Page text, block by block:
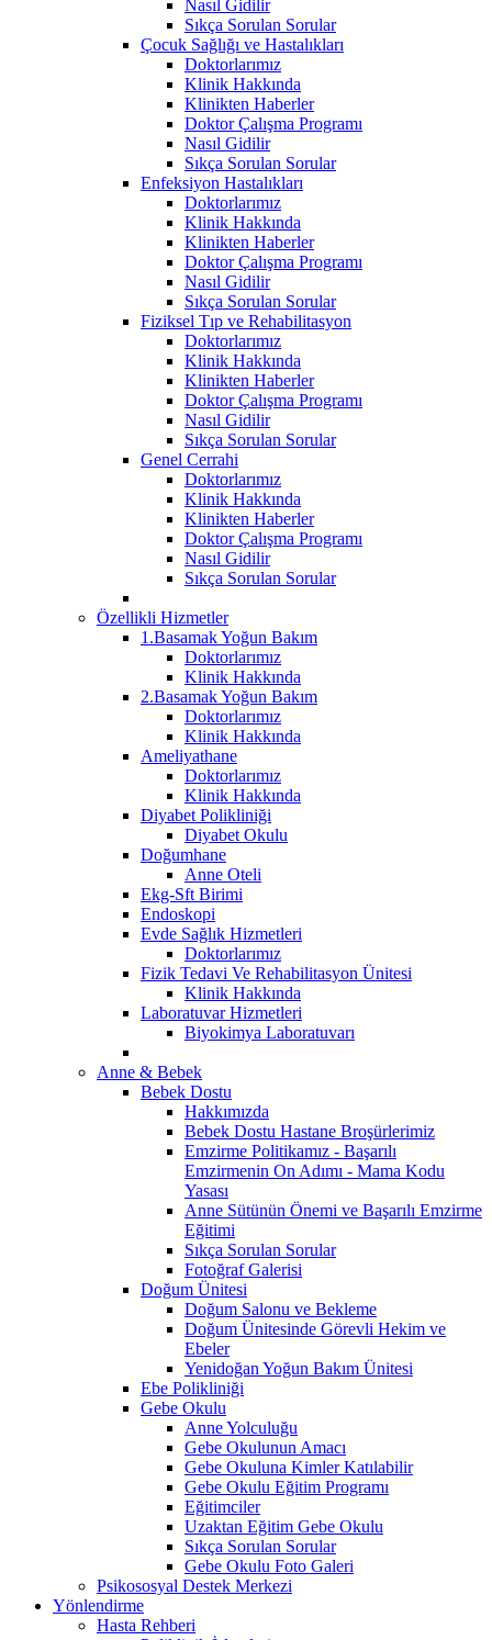
Nasıl Gidilir
Sıkça Sorulan Sorular
Çocuk Sağlığı ve Hastalıkları
Doktorlarımız
Klinik Hakkında
Klinikten Haberler
Doktor Çalışma Programı
Nasıl Gidilir
Sıkça Sorulan Sorular
Enfeksiyon Hastalıkları
Doktorlarımız
Klinik Hakkında
Klinikten Haberler
Doktor Çalışma Programı
Nasıl Gidilir
Sıkça Sorulan Sorular
Fiziksel Tıp ve Rehabilitasyon
Doktorlarımız
Klinik Hakkında
Klinikten Haberler
Doktor Çalışma Programı
Nasıl Gidilir
Sıkça Sorulan Sorular
Genel Cerrahi
Doktorlarımız
Klinik Hakkında
Klinikten Haberler
Doktor Çalışma Programı
Nasıl Gidilir
Sıkça Sorulan Sorular
Özellikli Hizmetler
1.Basamak Yoğun Bakım
Doktorlarımız
Klinik Hakkında
2.Basamak Yoğun Bakım
Doktorlarımız
Klinik Hakkında
Ameliyathane
Doktorlarımız
Klinik Hakkında
Diyabet Polikliniği
Diyabet Okulu
Doğumhane
Anne Oteli
Ekg-Sft Birimi
Endoskopi
Evde Sağlık Hizmetleri
Doktorlarımız
Fizik Tedavi Ve Rehabilitasyon Ünitesi
Klinik Hakkında
Laboratuvar Hizmetleri
Biyokimya Laboratuvarı
Anne & Bebek
Bebek Dostu
Hakkımızda
Bebek Dostu Hastane Broşürlerimiz
Emzirme Politikamız - Başarılı
Emzirmenin On Adımı - Mama Kodu
Yasası
Anne Sütünün Önemi ve Başarılı Emzirme
Eğitimi
Sıkça Sorulan Sorular
Fotoğraf Galerisi
Doğum Ünitesi
Doğum Salonu ve Bekleme
Doğum Ünitesinde Görevli Hekim ve
Ebeler
Yenidoğan Yoğun Bakım Ünitesi
Ebe Polikliniği
Gebe Okulu
Anne Yolculuğu
Gebe Okulunun Amacı
Gebe Okuluna Kimler Katılabilir
Gebe Okulu Eğitim Programı
Eğitimciler
Uzaktan Eğitim Gebe Okulu
Sıkça Sorulan Sorular
Gebe Okulu Foto Galeri
Psikososyal Destek Merkezi
Yönlendirme
Hasta Rehberi